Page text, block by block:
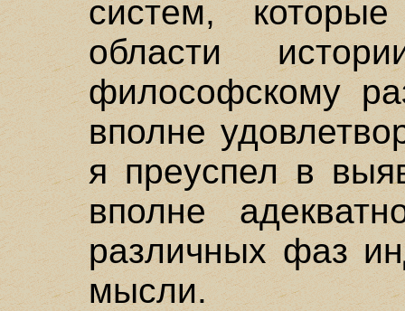
систем,
области
философскому
вполне
я преуспел в
вполне
различных фаз
мысли.